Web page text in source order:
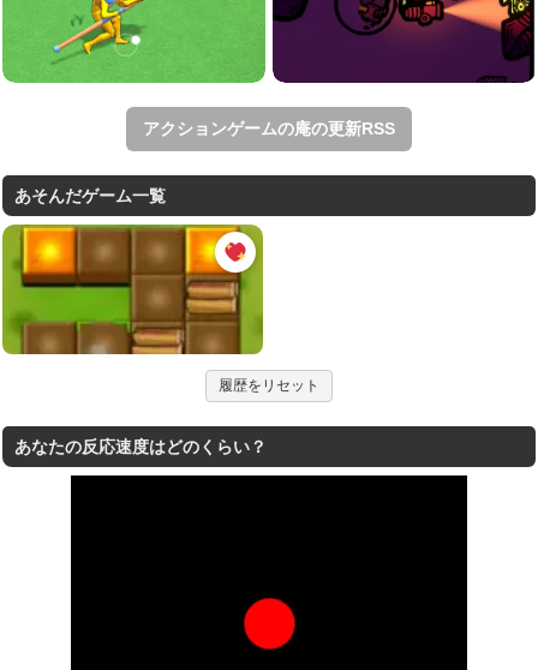
アクションゲームの庵の更新RSS
あそんだゲーム一覧
履歴をリセット
あなたの反応速度はどのくらい？